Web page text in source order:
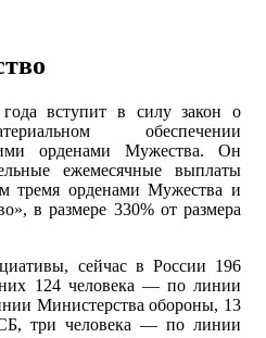
вступит в силу закон о
обеспечении
орденами Мужества. Он
ежемесячные выплаты
тремя орденами Мужества и
в размере 330% от размера
сейчас в России 196
124 человека — по линии
Министерства обороны, 13
три человека — по линии